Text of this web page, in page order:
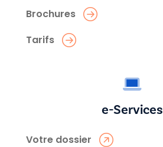
Brochures
Tarifs
e-Services
Votre dossier